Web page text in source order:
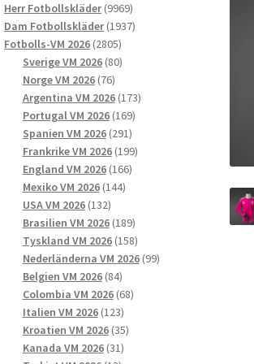
produkter
Herr Fotbollskläder 99699969
produkter
Dam Fotbollskläder 19371937
Fotbolls-VM 2026 28052805
produkter
Sverige VM 2026 8080
Norge VM 2026 7676
produkter
Argentina VM 2026 173173
Portugal VM 2026 169169
produkter
Spanien VM 2026 291291
produkter
Frankrike VM 2026 199199
England VM 2026 166166
Mexiko VM 2026 144144
USA VM 2026 132132
produkter
Brasilien VM 2026 189189
produkter
Tyskland VM 2026 158158
produkter
Nederländerna VM 2026 9999
Belgien VM 2026 8484
produkter
Colombia VM 2026 6868
Italien VM 2026 123123
produkter
Kroatien VM 2026 3535
Kanada VM 2026 3131